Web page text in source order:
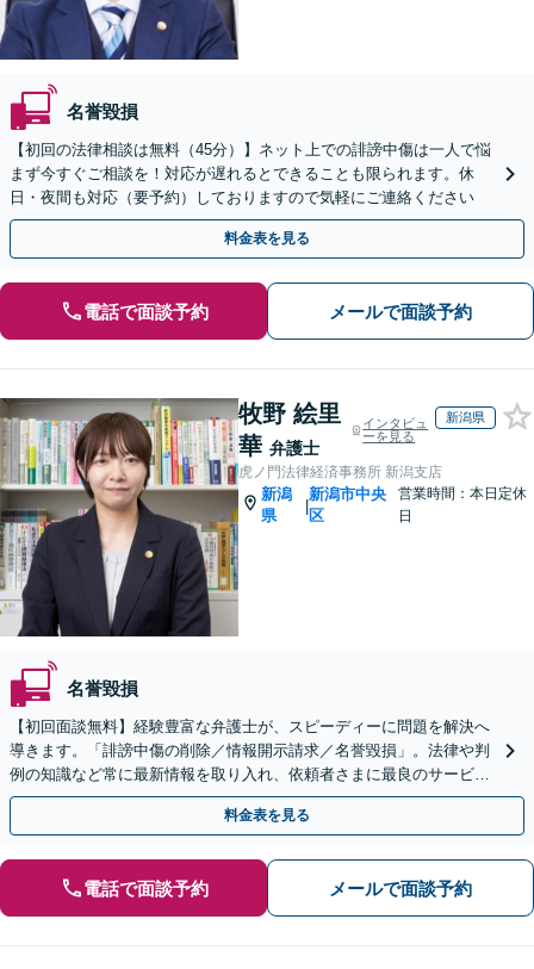
名誉毀損
【初回の法律相談は無料（45分）】ネット上での誹謗中傷は一人で悩
まず今すぐご相談を！対応が遅れるとできることも限られます。休
日・夜間も対応（要予約）しておりますので気軽にご連絡ください
料金表を見る
電話で面談予約 メールで面談予約
牧野 絵里
華 弁護士
インタビュ
ーを見る
新潟県
虎ノ門法律経済事務所 新潟支店
新潟
県
|
新潟市中央
区
営業時間：本日定休
日
名誉毀損
【初回面談無料】経験豊富な弁護士が、スピーディーに問題を解決へ
導きます。「誹謗中傷の削除／情報開示請求／名誉毀損」。法律や判
例の知識など常に最新情報を取り入れ、依頼者さまに最良のサービス
を提供【WEB面談対応】
料金表を見る
電話で面談予約 メールで面談予約